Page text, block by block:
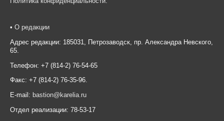
• О редакции
Адрес редакции: 185031, Петрозаводск, пр. Александра Невского,
65.
Телефон: +7 (814-2) 76-54-65
Факс: +7 (814-2) 76-35-96.
E-mail: bastion@karelia.ru
Отдел реализации: 78-53-17